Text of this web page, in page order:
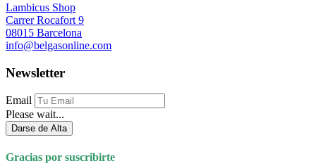
Lambicus Shop
Carrer Rocafort 9
08015 Barcelona
info@belgasonline.com
Newsletter
Email
Please wait...
Darse de Alta
Gracias por suscribirte